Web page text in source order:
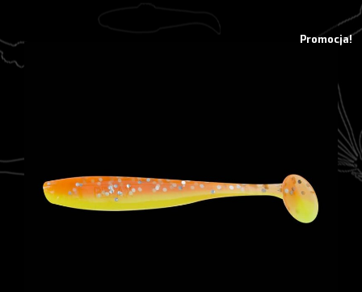
Promocja!